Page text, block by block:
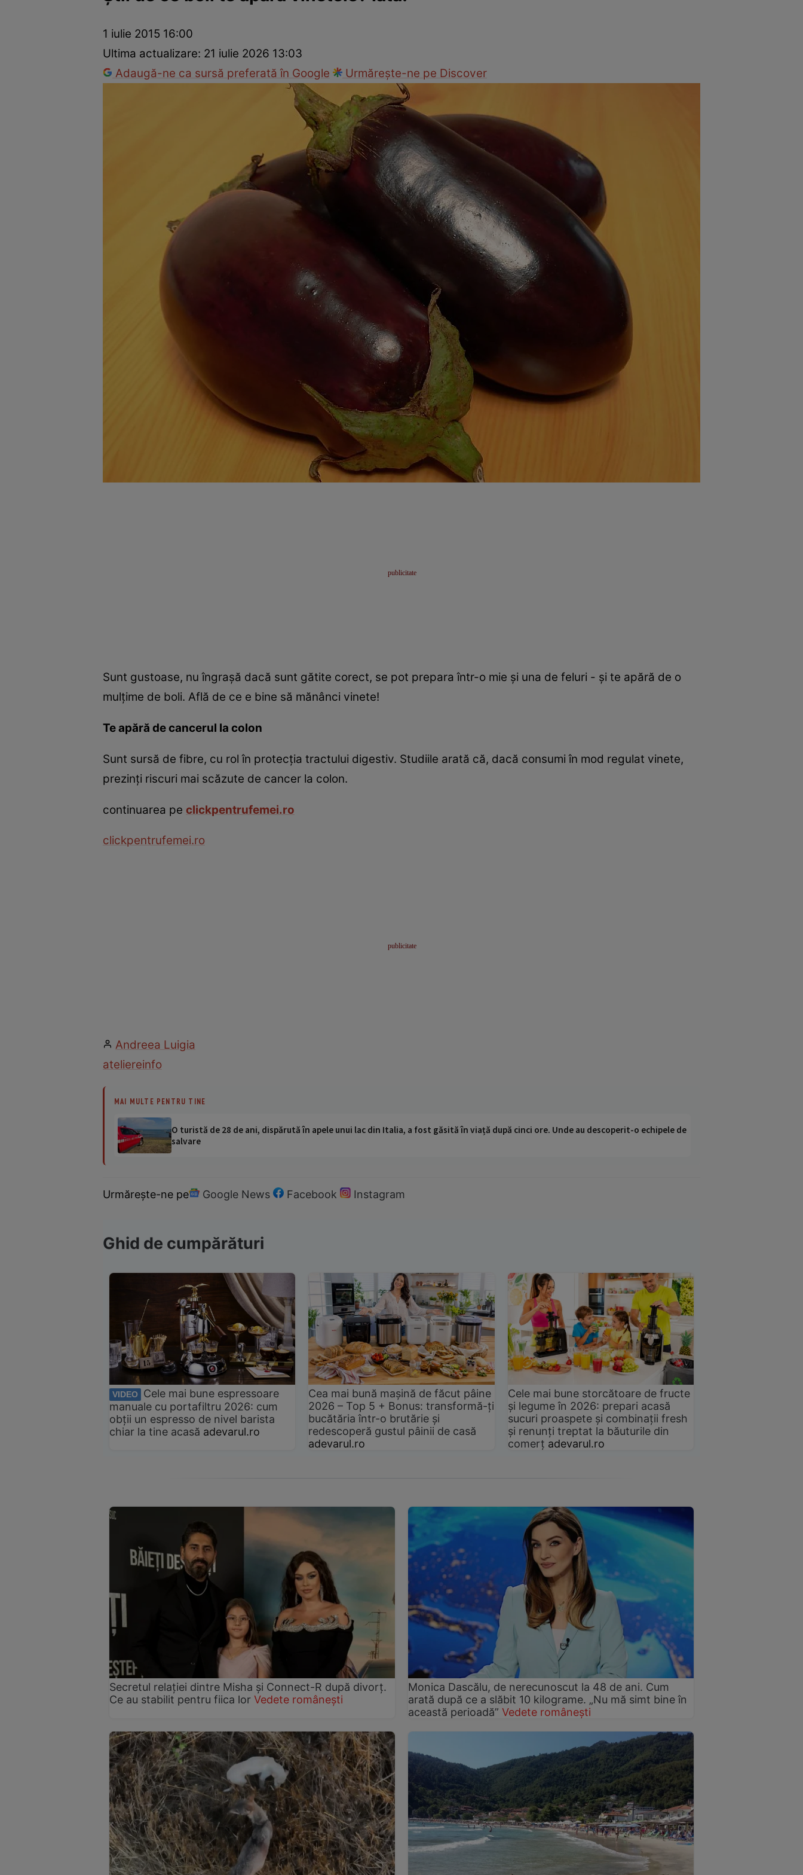
Mâncăruri rapideRețete cu legume
1 iulie 2015 16:00
Ultima actualizare: 21 iulie 2026 13:03
Adaugă-ne ca sursă preferată în Google
Urmărește-ne pe Discover
Sunt gustoase, nu îngraşă dacă sunt gătite corect, se pot prepara într-o mie şi una de feluri - şi te apără de o
mulţime de boli. Află de ce e bine să mănânci vinete!
Te apără de cancerul la colon
Sunt sursă de fibre, cu rol în protecţia tractului digestiv. Studiile arată că, dacă consumi în mod regulat vinete,
prezinţi riscuri mai scăzute de cancer la colon.
continuarea pe clickpentrufemei.ro
clickpentrufemei.ro
Andreea Luigia
ateliereinfo
MAI MULTE PENTRU TINE
O turistă de 28 de ani, dispărută în apele unui lac din Italia, a fost găsită în viață după cinci ore. Unde au descoperit-o echipele de
salvare
Urmărește-ne pe Google News Facebook Instagram
Ghid de cumpărături
VIDEO
Cele mai bune espressoare
manuale cu portafiltru 2026: cum
obții un espresso de nivel barista
chiar la tine acasă adevarul.ro
Cea mai bună mașină de făcut pâine
2026 – Top 5 + Bonus: transformă-ți
bucătăria într-o brutărie și
redescoperă gustul pâinii de casă
adevarul.ro
Cele mai bune storcătoare de fructe
și legume în 2026: prepari acasă
sucuri proaspete și combinații fresh
și renunți treptat la băuturile din
comerț adevarul.ro
Secretul relației dintre Misha și Connect-R după divorț.
Ce au stabilit pentru fiica lor Vedete românești
Monica Dascălu, de nerecunoscut la 48 de ani. Cum
arată după ce a slăbit 10 kilograme. „Nu mă simt bine în
această perioadă” Vedete românești